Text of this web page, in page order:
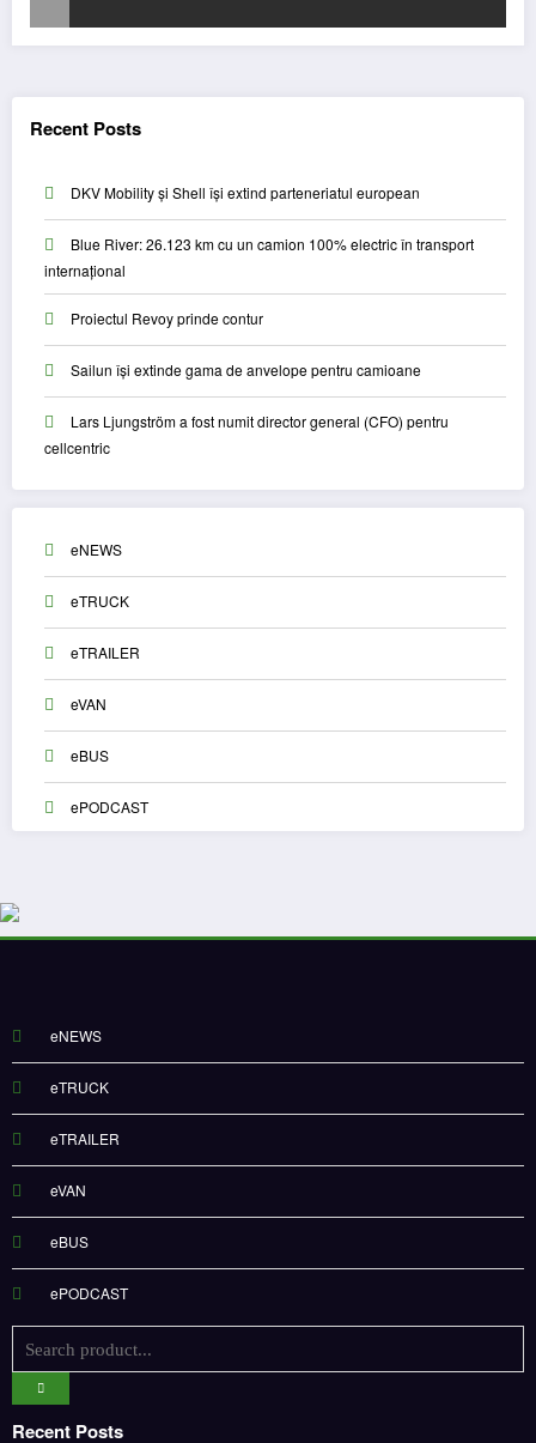
Recent Posts
DKV Mobility și Shell își extind parteneriatul european
Blue River: 26.123 km cu un camion 100% electric în transport
internațional
Proiectul Revoy prinde contur
Sailun își extinde gama de anvelope pentru camioane
Lars Ljungström a fost numit director general (CFO) pentru
cellcentric
eNEWS
eTRUCK
eTRAILER
eVAN
eBUS
ePODCAST
eNEWS
eTRUCK
eTRAILER
eVAN
eBUS
ePODCAST
Recent Posts